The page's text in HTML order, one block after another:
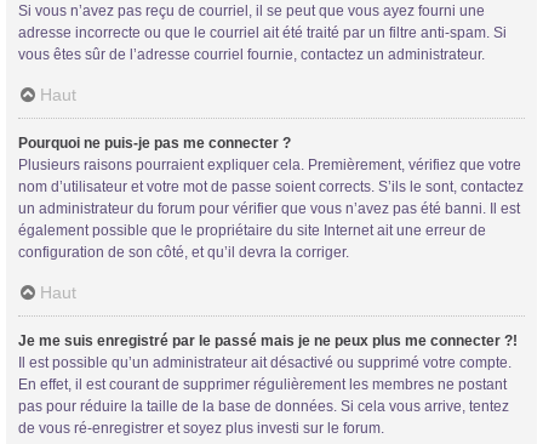
Forum d'information sur les transidentités masculines FtM/FtX/Ft*
Si vous n’avez pas reçu de courriel, il se peut que vous ayez fourni une
adresse incorrecte ou que le courriel ait été traité par un filtre anti-spam. Si
vous êtes sûr de l’adresse courriel fournie, contactez un administrateur.
Haut
Pourquoi ne puis-je pas me connecter ?
Plusieurs raisons pourraient expliquer cela. Premièrement, vérifiez que votre
nom d’utilisateur et votre mot de passe soient corrects. S’ils le sont, contactez
un administrateur du forum pour vérifier que vous n’avez pas été banni. Il est
également possible que le propriétaire du site Internet ait une erreur de
configuration de son côté, et qu’il devra la corriger.
Haut
Je me suis enregistré par le passé mais je ne peux plus me connecter ?!
Il est possible qu’un administrateur ait désactivé ou supprimé votre compte.
En effet, il est courant de supprimer régulièrement les membres ne postant
pas pour réduire la taille de la base de données. Si cela vous arrive, tentez
de vous ré-enregistrer et soyez plus investi sur le forum.